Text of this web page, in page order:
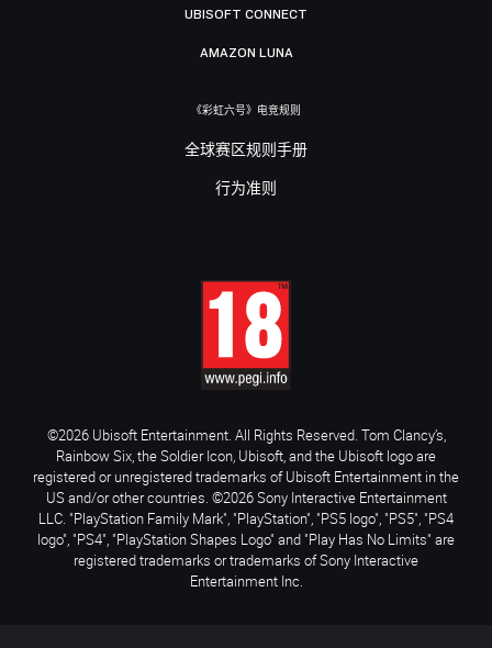
UBISOFT CONNECT
AMAZON LUNA
《彩虹六号》电竞规则
全球赛区规则手册
行为准则
©2026 Ubisoft Entertainment. All Rights Reserved. Tom Clancy’s,
Rainbow Six, the Soldier Icon, Ubisoft, and the Ubisoft logo are
registered or unregistered trademarks of Ubisoft Entertainment in the
US and/or other countries. ©2026 Sony Interactive Entertainment
LLC. "PlayStation Family Mark", "PlayStation", "PS5 logo", "PS5", "PS4
logo", "PS4", "PlayStation Shapes Logo" and "Play Has No Limits" are
registered trademarks or trademarks of Sony Interactive
Entertainment Inc.